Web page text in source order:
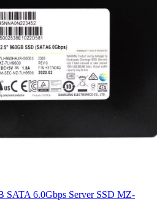
SATA 6.0Gbps Server SSD MZ-